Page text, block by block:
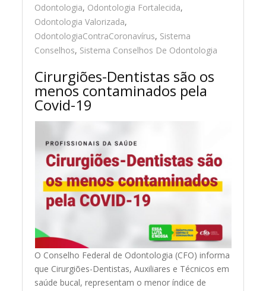
Odontologia, Odontologia Fortalecida,
Odontologia Valorizada,
OdontologiaContraCoronavírus, Sistema
Conselhos, Sistema Conselhos De Odontologia
Cirurgiões-Dentistas são os
menos contaminados pela
Covid-19
O Conselho Federal de Odontologia (CFO) informa
que Cirurgiões-Dentistas, Auxiliares e Técnicos em
saúde bucal, representam o menor índice de